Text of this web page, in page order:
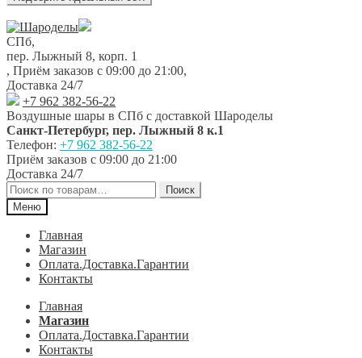
Перейти
к
навигации
Перейти
к
содержимому
СПб,
пер. Лыжный 8, корп. 1
, Приём заказов с 09:00 до 21:00,
Доставка 24/7
+7 962 382-56-22
Воздушные шары в СПб с доставкой Шароделы
Санкт-Петербург, пер. Лыжный 8 к.1
Телефон: +7 962 382-56-22
Приём заказов с 09:00 до 21:00
Доставка 24/7
Искать:
Поиск
Меню
Главная
Магазин
Оплата.Доставка.Гарантии
Контакты
Главная
Магазин
Оплата.Доставка.Гарантии
Контакты